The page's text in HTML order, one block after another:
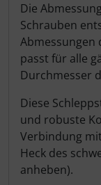
Die
Schrauben
Abmessungen
passt für alle
Durchmesser
Diese
und robuste
Verbindung
Heck des
anheben).